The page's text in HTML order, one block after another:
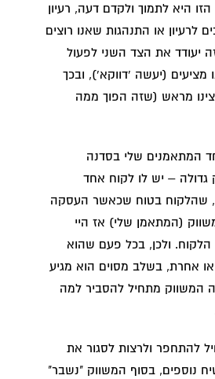
היא לתמוך ולקדם דעה, רעיון
לרעיון או התנהגות שאנו רוצים
יעודד את הצד השני לפעול
(יעשה 'דווקא'), ובכך
מראש (שזה הפוך ממה
המתאמנים שלי בסדנה
– יש לו לקוח אחד
שהלקוח בטוח שכאשר העסקה
(המתאמן שלי) אז היי
ולכן, בכל פעם שהוא
אחרת, בשלב מסוים הוא מגיע
המשווק מתחיל להסביר למה
להתחפר ולרצות לסגור את
נוספים, בסוף המשווק "נשבר"